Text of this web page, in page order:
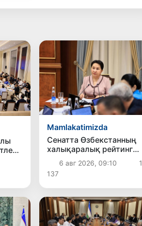
Mamlakatimizda
Сенатта Өзбекстанның
халықаралық рейтинг
ҳәм индекслердеги
орнын жақсылаў
илажлары додаланды
6 авг 2026, 09:10
1
137